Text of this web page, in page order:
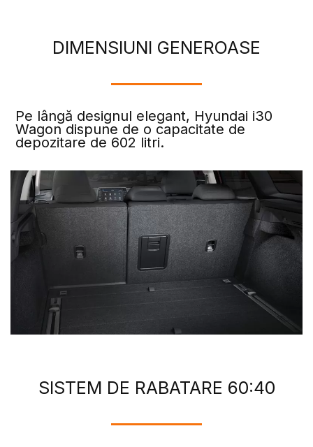
DIMENSIUNI GENEROASE
Pe lângă designul elegant, Hyundai i30
Wagon dispune de o capacitate de
depozitare de 602 litri.
SISTEM DE RABATARE 60:40